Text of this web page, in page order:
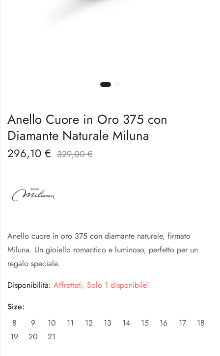
Anello Cuore in Oro 375 con
Diamante Naturale Miluna
296,10 € 329,00€
Anello cuore in oro 375 con diamante naturale, firmato
Miluna. Un gioiello romantico e luminoso, perfetto per un
regalo speciale.
Disponibilità: Affrettati, Solo 1 disponibile!
Size:
8
9 10 11 12 13 14 15 16 17
18
19
20 21